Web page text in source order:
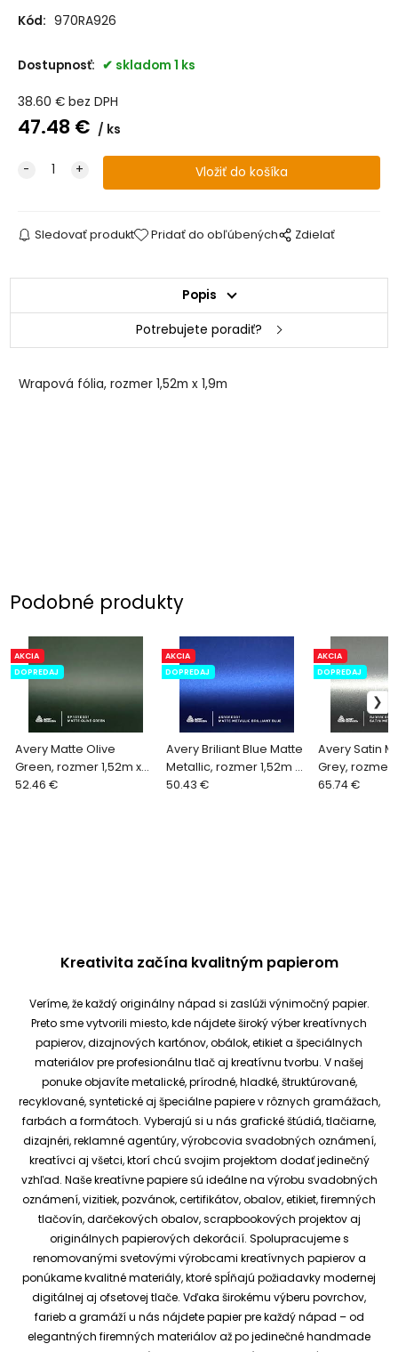
Kód: 970RA926
Dostupnosť: skladom 1 ks
38.60 € bez DPH
47.48 € ks
Sledovať produkt Pridať do obľúbených Zdielať
Popis
Potrebujete poradiť?
Wrapová fólia, rozmer 1,52m x 1,9m
Podobné produkty
Avery Matte Olive
Green, rozmer 1,52m x
2m
AKCIA
DOPREDAJ
52.46 €
Avery Briliant Blue Matte
Metallic, rozmer 1,52m x
2m
AKCIA
DOPREDAJ
50.43 €
Avery Satin
Grey, rozmer
2,7m
AKCIA
DOPREDAJ
65.74 €
Kreativita začína kvalitným papierom
Veríme, že každý originálny nápad si zaslúži výnimočný papier.
Preto sme vytvorili miesto, kde nájdete široký výber kreatívnych
papierov, dizajnových kartónov, obálok, etikiet a špeciálnych
materiálov pre profesionálnu tlač aj kreatívnu tvorbu. V našej
ponuke objavíte metalické, prírodné, hladké, štruktúrované,
recyklované, syntetické aj špeciálne papiere v rôznych gramážach,
farbách a formátoch. Vyberajú si u nás grafické štúdiá, tlačiarne,
dizajnéri, reklamné agentúry, výrobcovia svadobných oznámení,
kreatívci aj všetci, ktorí chcú svojim projektom dodať jedinečný
vzhľad. Naše kreatívne papiere sú ideálne na výrobu svadobných
oznámení, vizitiek, pozvánok, certifikátov, obalov, etikiet, firemných
tlačovín, darčekových obalov, scrapbookových projektov aj
originálnych papierových dekorácií. Spolupracujeme s
renomovanými svetovými výrobcami kreatívnych papierov a
ponúkame kvalitné materiály, ktoré spĺňajú požiadavky modernej
digitálnej aj ofsetovej tlače. Vďaka širokému výberu povrchov,
farieb a gramáží u nás nájdete papier pre každý nápad – od
elegantných firemných materiálov až po jedinečné handmade